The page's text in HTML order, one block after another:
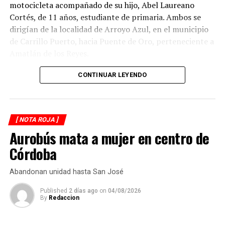
motocicleta acompañado de su hijo, Abel Laureano
Cortés, de 11 años, estudiante de primaria. Ambos se
dirigían de la localidad de Arroyo Azul, en el municipio
de Carrillo Puerto, hacia Puente de Oro, perteneciente a
El accidente ocurrió cuando, presuntamente, un
impactó por alcance, provocando que ambos cayeran
sobre la carpeta asfáltica.
Testigos solicitaron el apoyo de los cuerpos de
emergencia, quienes brindaron atención prehospitalaria
a los lesionados y los trasladaron a un hospital para su
valoración médica.
De acuerdo con versiones recabadas en el lugar, el
conductor del automóvil permaneció en el sitio tras el
CONTINUAR LEYENDO
[ NOTA ROJA ]
Aurobús mata a mujer en centro de
Córdoba
Abandonan unidad hasta San José
Published 2 días ago on 04/08/2026
By Redaccion